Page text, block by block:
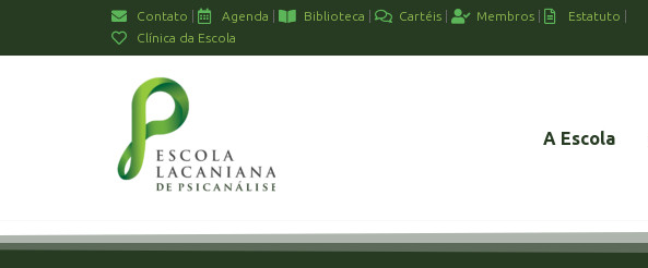
Contato Agenda Biblioteca Cartéis Membros
Estatuto
Clínica da Escola
A Escola